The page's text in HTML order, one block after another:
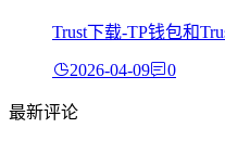
Trust下载-TP钱包和
2026-04-09 0
最新评论